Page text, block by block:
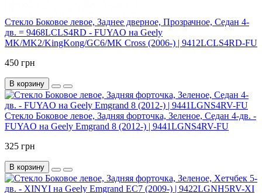
Стекло Боковое левое, Заднее дверное, Прозрачное, Седан 4-
дв. = 9468LCLS4RD - FUYAO на Geely
MK/MK2/KingKong/GC6/MK Cross (2006-) | 9412LCLS4RD-FU
450 грн
В корзину
Стекло Боковое левое, Задняя форточка, Зеленое, Седан 4-дв. -
FUYAO на Geely Emgrand 8 (2012-) | 9441LGNS4RV-FU
325 грн
В корзину